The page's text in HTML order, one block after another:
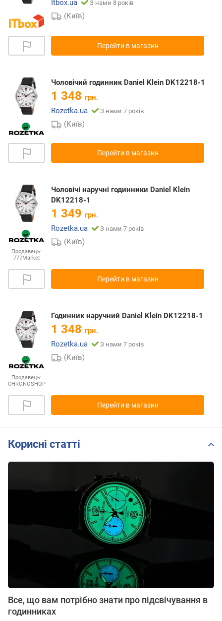
Itbox.ua
З нами 8 років
(Київ)
Перейти в магазин
Чоловічий годинник Daniel Klein DK12218-1
1 348 грн.
Rozetka.ua
З нами 7 років
(Київ)
Перейти в магазин
Продавець:
777Market
Чоловічі наручні годинники Daniel Klein
DK12218-1
1 349 грн.
Rozetka.ua
З нами 7 років
(Київ)
Перейти в магазин
Продавець:
CHRONOSHOP
Годинник наручний Daniel Klein DK12218-1
1 348 грн.
Rozetka.ua
З нами 7 років
(Київ)
Перейти в магазин
Корисні статті
Все, що вам потрібно знати про підсвічування в
годинниках